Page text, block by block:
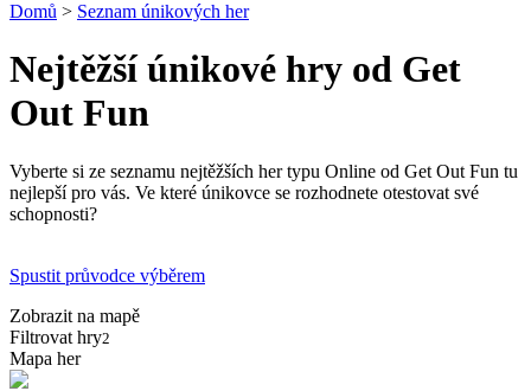
Domů > Seznam únikových her
Nejtěžší únikové hry od Get
Out Fun
Vyberte si ze seznamu nejtěžších her typu Online od Get Out Fun tu
nejlepší pro vás. Ve které únikovce se rozhodnete otestovat své
schopnosti?
Spustit průvodce výběrem
Zobrazit na mapě
Filtrovat hry2
Mapa her